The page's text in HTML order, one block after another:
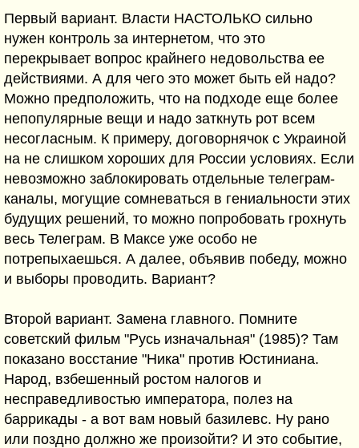
Первый вариант. Власти НАСТОЛЬКО сильно
нужен контроль за интернетом, что это
перекрывает вопрос крайнего недовольства ее
действиями. А для чего это может быть ей надо?
Можно предположить, что на подходе еще более
непопулярные вещи и надо заткнуть рот всем
несогласным. К примеру, договорнячок с Украиной
на не слишком хороших для России условиях. Если
невозможно заблокировать отдельные телеграм-
каналы, могущие сомневаться в гениальности этих
будущих решений, то можно попробовать грохнуть
весь Телеграм. В Максе уже особо не
потрепыхаешься. А далее, объявив победу, можно
и выборы проводить. Вариант?
Второй вариант. Замена главного. Помните
советский фильм "Русь изначальная" (1985)? Там
показано восстание "Ника" против Юстиниана.
Народ, взбешенный ростом налогов и
несправедливостью императора, полез на
баррикады - а вот вам новый базилевс. Ну рано
или поздно должно же произойти? И это событие,